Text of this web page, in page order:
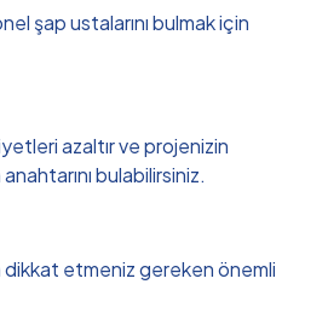
şap ustalarını bulmak için
azaltır ve projenizin
bulabilirsiniz.
dikkat etmeniz gereken önemli